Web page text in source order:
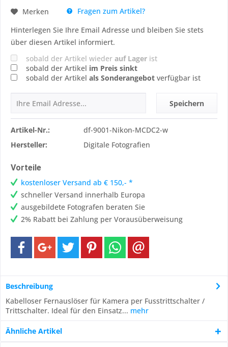
Merken
Fragen zum Artikel?
Hinterlegen Sie Ihre Email Adresse und bleiben Sie stets
über diesen Artikel informiert.
sobald der Artikel wieder auf Lager ist
sobald der Artikel im Preis sinkt
sobald der Artikel als Sonderangebot verfügbar ist
Speichern
Artikel-Nr.:
df-9001-Nikon-MCDC2-w
Hersteller:
Digitale Fotografien
Vorteile
kostenloser Versand ab € 150,- *
schneller Versand innerhalb Europa
ausgebildete Fotografen beraten Sie
2% Rabatt bei Zahlung per Vorausüberweisung
Beschreibung
Kabelloser Fernauslöser für Kamera per Fusstrittschalter /
Trittschalter. Ideal für den Einsatz... mehr
Ähnliche Artikel